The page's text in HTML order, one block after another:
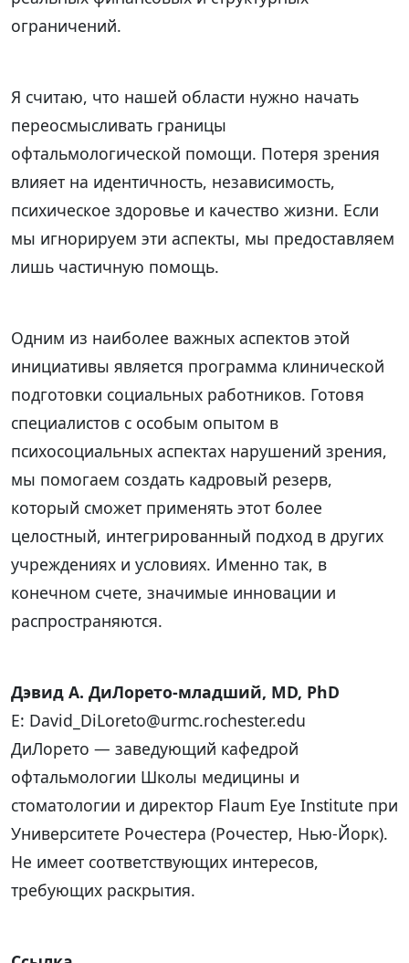
ограничений.
Я считаю, что нашей области нужно начать
переосмысливать границы
офтальмологической помощи. Потеря зрения
влияет на идентичность, независимость,
психическое здоровье и качество жизни. Если
мы игнорируем эти аспекты, мы предоставляем
лишь частичную помощь.
Одним из наиболее важных аспектов этой
инициативы является программа клинической
подготовки социальных работников. Готовя
специалистов с особым опытом в
психосоциальных аспектах нарушений зрения,
мы помогаем создать кадровый резерв,
который сможет применять этот более
целостный, интегрированный подход в других
учреждениях и условиях. Именно так, в
конечном счете, значимые инновации и
распространяются.
Дэвид А. ДиЛорето-младший, MD, PhD
E: David_DiLoreto@urmc.rochester.edu
ДиЛорето — заведующий кафедрой
офтальмологии Школы медицины и
стоматологии и директор Flaum Eye Institute при
Университете Рочестера (Рочестер, Нью-Йорк).
Не имеет соответствующих интересов,
требующих раскрытия.